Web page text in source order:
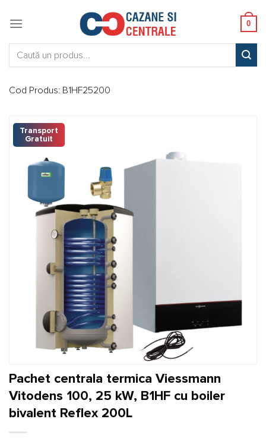
0
Cod Produs: B1HF25200
Transport
Gratuit
Pachet centrala termica Viessmann
Vitodens 100, 25 kW, B1HF cu boiler
bivalent Reflex 200L